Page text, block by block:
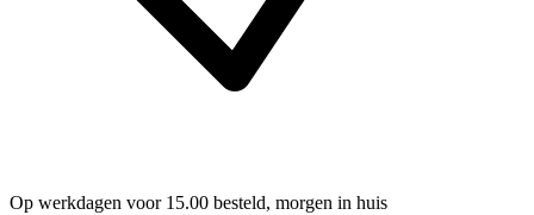
Op werkdagen voor 15.00 besteld, morgen in huis